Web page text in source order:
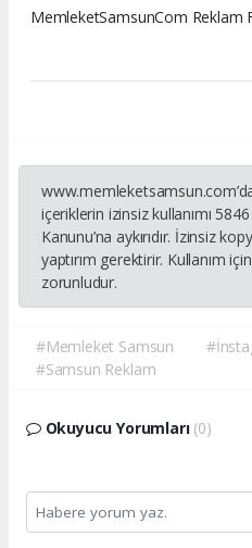
MemleketSamsunCom Reklam
içeriklerin izinsiz kullanımı
Kanunu’na aykırıdır. İzinsiz
yaptırım gerektirir. Kullanım için
zorunludur.
#Memleket Samsun
#Samsun Reklam
Okuyucu Yorumları (0)